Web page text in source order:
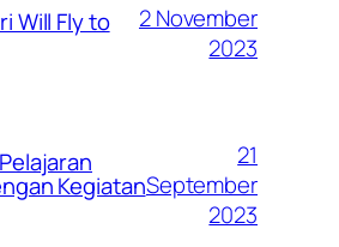
Will Fly to
2 November
2023
Kegiatan
21
September
2023